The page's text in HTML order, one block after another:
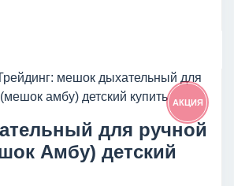
АКЦИЯ
для ручной
Амбу) детский